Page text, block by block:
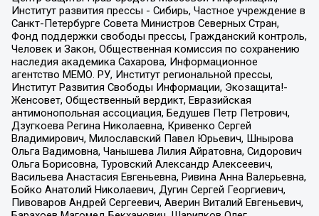
Институт развития прессы - Сибирь, Частное учреждение в
Санкт-Петербурге Совета Министров Северных Стран,
Фонд поддержки свободы прессы, Гражданский контроль,
Человек и Закон, Общественная комиссия по сохранению
наследия академика Сахарова, Информационное
агентство МЕМО. РУ, Институт региональной прессы,
Институт Развития Свободы Информации, Экозащита!-
Женсовет, Общественный вердикт, Евразийская
антимонопольная ассоциация, Бедушев Петр Петрович,
Дзугкоева Регина Николаевна, Кривенко Сергей
Владимирович, Милославский Павел Юрьевич, Шнырова
Ольга Вадимовна, Чанышева Лилия Айратовна, Сидорович
Ольга Борисовна, Туровский Александр Алексеевич,
Васильева Анастасия Евгеньевна, Ривина Анна Валерьевна,
Бойко Анатолий Николаевич, Дугин Сергей Георгиевич,
Пивоваров Андрей Сергеевич, Аверин Виталий Евгеньевич,